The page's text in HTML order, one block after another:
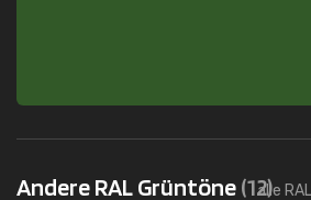
Andere RAL Grüntöne(12)
alle